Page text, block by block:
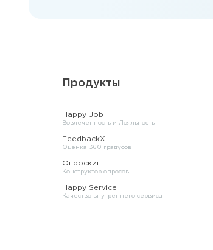
Продукты
Happy Job
Вовлеченность и Лояльность
FeedbackX
Оценка 360 градусов
Опроскин
Конструктор опросов
Happy Service
Качество внутреннего сервиса